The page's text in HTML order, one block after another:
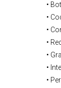
•
•
•
•
•
•
•